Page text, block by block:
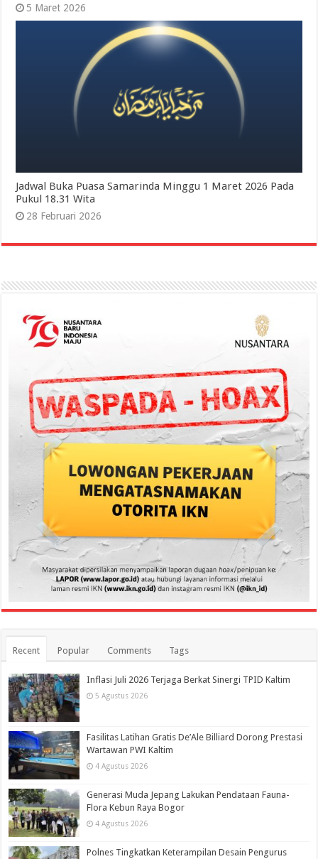
5 Maret 2026
Jadwal Buka Puasa Samarinda Minggu 1 Maret 2026 Pada
Pukul 18.31 Wita
28 Februari 2026
Recent Popular Comments Tags
Inflasi Juli 2026 Terjaga Berkat Sinergi TPID Kaltim
5 Agustus 2026
Fasilitas Latihan Gratis De’Ale Billiard Dorong Prestasi
Wartawan PWI Kaltim
4 Agustus 2026
Generasi Muda Jepang Lakukan Pendataan Fauna-
Flora Kebun Raya Bogor
4 Agustus 2026
Polnes Tingkatkan Keterampilan Desain Pengurus